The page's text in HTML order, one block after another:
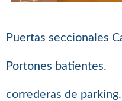
Puertas seccionales
Portones batientes.
correderas de parking.